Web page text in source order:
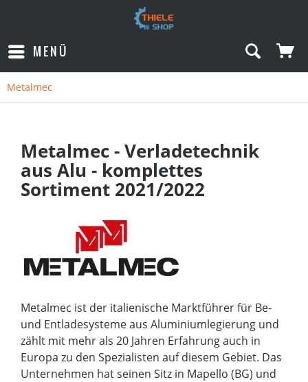
MENÜ
Metalmec
Metalmec - Verladetechnik
aus Alu - komplettes
Sortiment 2021/2022
Metalmec ist der italienische Marktführer für Be-
und Entladesysteme aus Aluminiumlegierung und
zählt mit mehr als 20 Jahren Erfahrung auch in
Europa zu den Spezialisten auf diesem Gebiet. Das
Unternehmen hat seinen Sitz in Mapello (BG) und